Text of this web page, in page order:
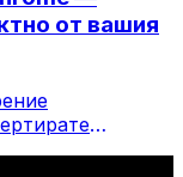
от вашия